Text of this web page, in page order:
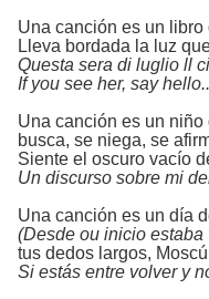
Una canción es un libro
Lleva bordada la luz
Questa sera di luglio ll
If you see her, say
Una canción es un niño
busca, se niega, se
Siente el oscuro vacío
Un discurso sobre mi
Una canción es un día
(Desde ou inicio estaba
tus dedos largos,
Si estás entre volver y